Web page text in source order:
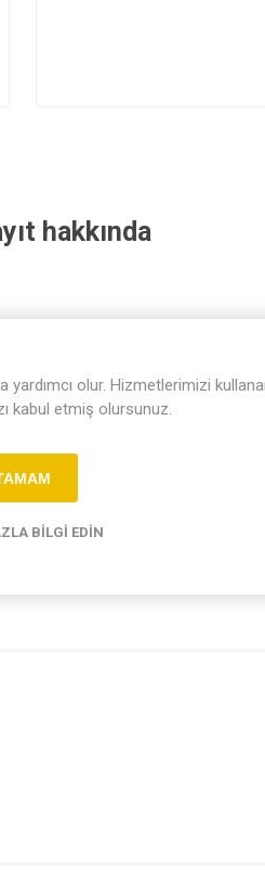
hakkında
düzenleyebilirsiniz.
olur. Hizmetlerimizi
kabul etmiş olursunuz.
BILGI EDIN